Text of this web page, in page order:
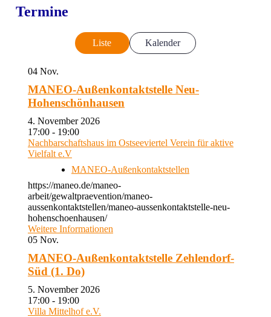
Termine
Liste Kalender
04 Nov.
MANEO-Außenkontaktstelle Neu-
Hohenschönhausen
4. November 2026
17:00 - 19:00
Nachbarschaftshaus im Ostseeviertel Verein für aktive
Vielfalt e.V
MANEO-Außenkontaktstellen
https://maneo.de/maneo-
arbeit/gewaltpraevention/maneo-
aussenkontaktstellen/maneo-aussenkontaktstelle-neu-
hohenschoenhausen/
Weitere Informationen
05 Nov.
MANEO-Außenkontaktstelle Zehlendorf-
Süd (1. Do)
5. November 2026
17:00 - 19:00
Villa Mittelhof e.V.